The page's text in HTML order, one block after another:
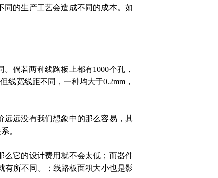
同的生产工艺会造成不同的成本。如
。倘若两种线路板上都有1000个孔，
线宽线距不同，一种均大于0.2mm ，
远远没有我们想象中的那么容易，其
。
它的设计费用就不会太低；而器件
有所不同。；线路板面积大小也是影